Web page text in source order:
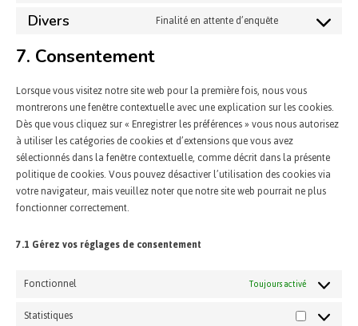
Divers
Finalité en attente d’enquête
7. Consentement
Lorsque vous visitez notre site web pour la première fois, nous vous
montrerons une fenêtre contextuelle avec une explication sur les cookies.
Dès que vous cliquez sur « Enregistrer les préférences » vous nous autorisez
à utiliser les catégories de cookies et d’extensions que vous avez
sélectionnés dans la fenêtre contextuelle, comme décrit dans la présente
politique de cookies. Vous pouvez désactiver l’utilisation des cookies via
votre navigateur, mais veuillez noter que notre site web pourrait ne plus
fonctionner correctement.
7.1 Gérez vos réglages de consentement
Fonctionnel Toujours activé
Statistiques